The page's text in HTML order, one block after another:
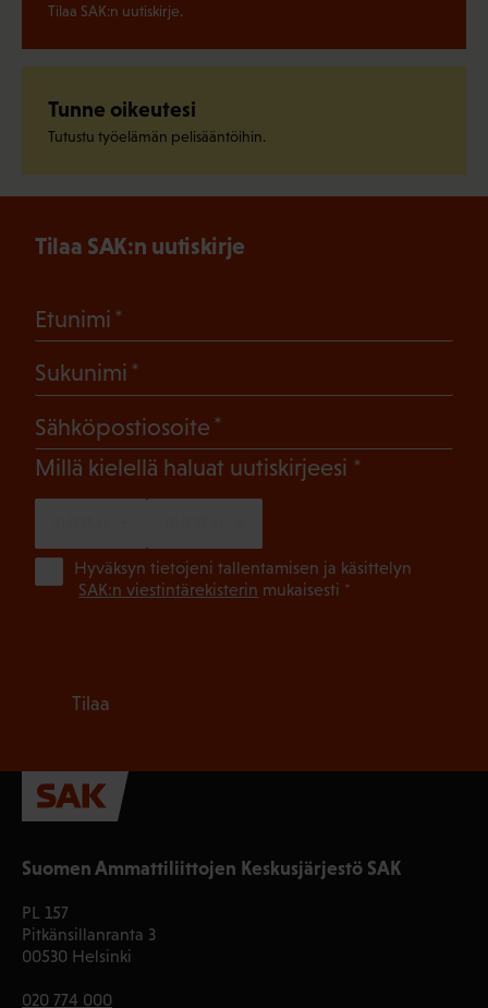
Tilaa SAK:n uutiskirje.
Tunne oikeutesi
Tutustu työelämän pelisääntöihin.
Suomen Ammattiliittojen Keskusjärjestö SAK
PL 157
Pitkänsillanranta 3
00530 Helsinki
020 774 000
Tilaa SAK:n uutiskirje
Etunimi
Sukunimi
Sähköpostiosoite
Millä kielellä haluat uutiskirjeesi (Pakollinen)
Hyväksyn tietojeni tallentamisen ja käsittelyn
SAK:n viestintärekisterin mukaisesti *
Tilaa